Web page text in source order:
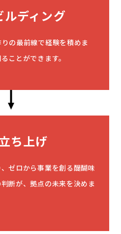
ルディング
の最前線で経験を積めま
ことができます。
ち上げ
ゼロから事業を創る醍醐味
断が、拠点の未来を決めま